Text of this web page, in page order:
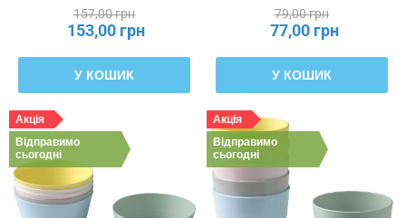
157,00 грн
153,00 грн
У КОШИК
79,00 грн
77,00 грн
У КОШИК
Акція
Відправимо
сьогодні
Акція
Відправимо
сьогодні